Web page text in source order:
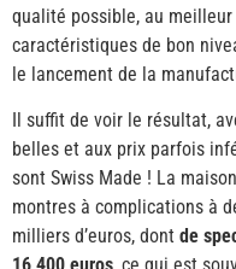
qualité possible, au
caractéristiques de bon
le lancement de la
Il suffit de voir le résultat,
belles et aux prix parfois
sont Swiss Made ! La
montres à complications à
milliers d’euros, dont de